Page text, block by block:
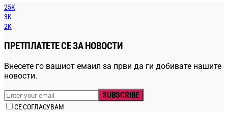
25K
3K
2K
ПРЕТПЛАТЕТЕ СЕ ЗА НОВОСТИ
Внесете го вашиот емаил за први да ги добивате нашите
новости.
SUBSCRIBE
СЕ СОГЛАСУВАМ